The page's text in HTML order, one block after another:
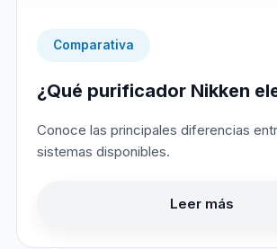
Comparativa
¿Qué purificador Nikken
Conoce las principales diferencias
sistemas disponibles.
Leer más